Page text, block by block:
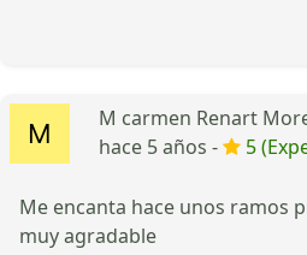
M carmen Renart
hace 5 años -
5
Me encanta hace unos ramos
muy agradable